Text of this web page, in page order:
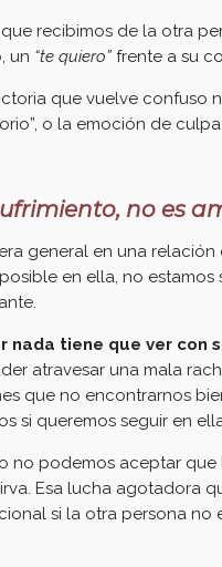
recibimos de la otra
un “te quiero” frente a su
que vuelve confuso
o la emoción de
no es
general en una relación
en ella, no
nada tiene que ver con
atravesar una mala
que no encontrarnos
si queremos seguir en
no podemos aceptar
Esa lucha agotadora
si la otra persona